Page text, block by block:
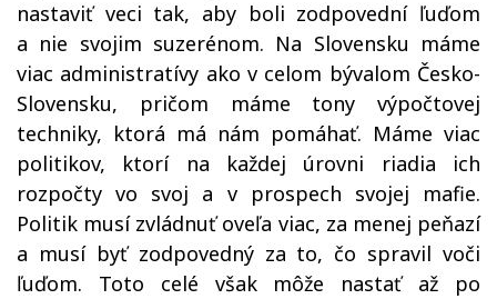
nastaviť veci tak, aby boli zodpovední ľuďom
a nie svojim suzerénom. Na Slovensku máme
viac administratívy ako v celom bývalom Česko-
Slovensku, pričom máme tony výpočtovej
techniky, ktorá má nám pomáhať. Máme viac
politikov, ktorí na každej úrovni riadia ich
rozpočty vo svoj a v prospech svojej mafie.
Politik musí zvládnuť oveľa viac, za menej peňazí
a musí byť zodpovedný za to, čo spravil voči
ľuďom. Toto celé však môže nastať až po